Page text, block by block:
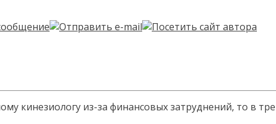
кинезиологу из-за финансовых затруднений, то